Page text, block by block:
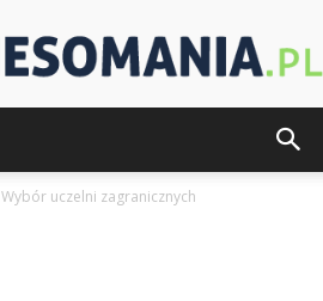
Wybór uczelni zagranicznych